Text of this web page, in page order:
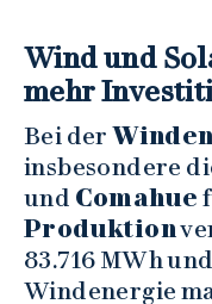
Wind und
mehr
Bei der
insbesondere
und Comahue
Produktion
83.716 MWh
Windenergie